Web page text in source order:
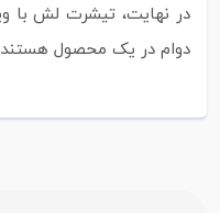
در نهایت، تیشرت لش با
دوام در یک محصول هستند.